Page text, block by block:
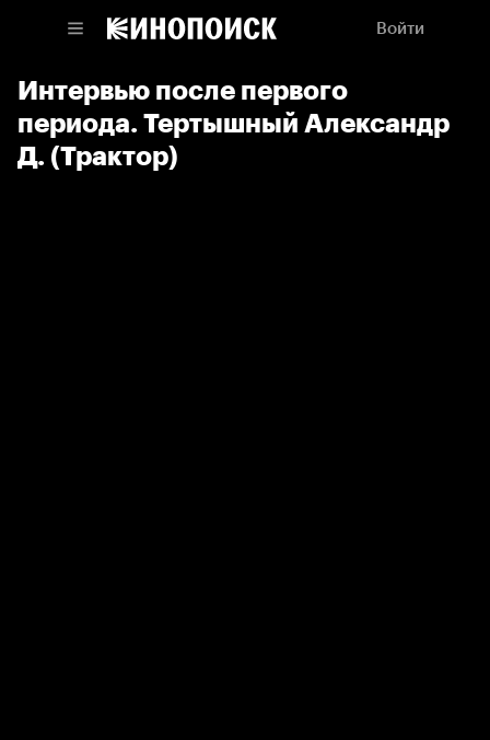
Войти
Интервью после первого
периода. Тертышный Александр
Д. (Трактор)